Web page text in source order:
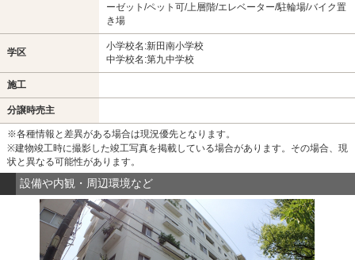
ーゼット/ペット可/上層階/エレベーター/駐輪場/バイク置
き場
学区
小学校名:新田南小学校
中学校名:第九中学校
施工
分譲時売主
※各種情報と差異がある場合は現況優先となります。
※建物竣工時に撮影した竣工写真を掲載している場合があります。その場合、現
状と異なる可能性があります。
設備や内観・周辺環境など